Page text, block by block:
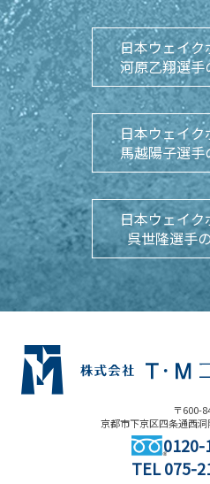
日本ウェイク
河原乙翔選手
日本ウェイ
馬越陽子選手
日本ウェイ
呉世隆選手
〒600-
京都市下京区四条通西
0120-
TEL075-